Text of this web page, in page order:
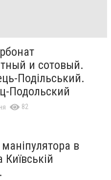
и сотовый.
Подільський.
Подольский
82
в
Київській